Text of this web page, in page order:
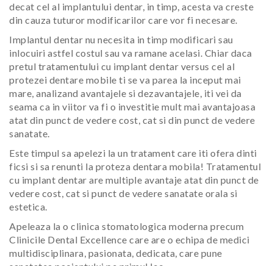
decat cel al implantului dentar, in timp, acesta va creste
din cauza tuturor modificarilor care vor fi necesare.
Implantul dentar nu necesita in timp modificari sau
inlocuiri astfel costul sau va ramane acelasi. Chiar daca
pretul tratamentului cu implant dentar versus cel al
protezei dentare mobile ti se va parea la inceput mai
mare, analizand avantajele si dezavantajele, iti vei da
seama ca in viitor va fi o investitie mult mai avantajoasa
atat din punct de vedere cost, cat si din punct de vedere
sanatate.
Este timpul sa apelezi la un tratament care iti ofera dinti
ficsi si sa renunti la proteza dentara mobila! Tratamentul
cu implant dentar are multiple avantaje atat din punct de
vedere cost, cat si punct de vedere sanatate orala si
estetica.
Apeleaza la o clinica stomatologica moderna precum
Clinicile Dental Excellence care are o echipa de medici
multidisciplinara, pasionata, dedicata, care pune